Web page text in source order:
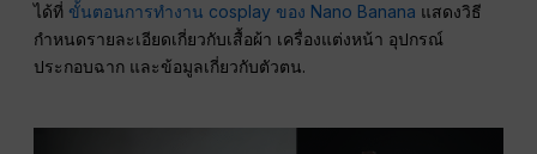
ได้ที่ ขั้นตอนการทำงาน cosplay ของ Nano Banana แสดงวิธี
กำหนดรายละเอียดเกี่ยวกับเสื้อผ้า เครื่องแต่งหน้า อุปกรณ์
ประกอบฉาก และข้อมูลเกี่ยวกับตัวตน.